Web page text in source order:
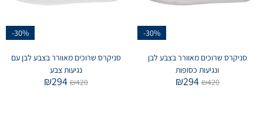
-30%
סניקרס שרוכים מאוורר בצבע לבן
ונגיעות כסופות
₪420
₪294
-30%
סניקרס שרוכים מאוורר בצבע לבן עם
נגיעות צבע
₪420
₪294